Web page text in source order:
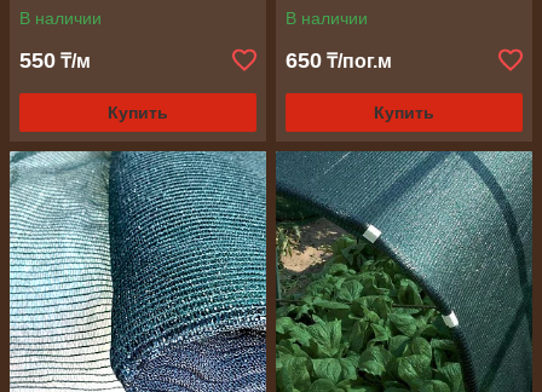
В наличии
550 ₸/м
Купить
В наличии
650 ₸/пог.м
Купить